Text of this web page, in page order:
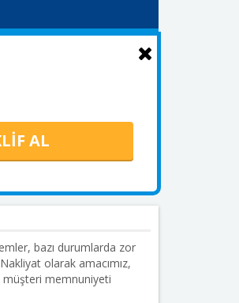
AL
bazı durumlarda zor
olarak amacımız,
müşteri memnuniyeti